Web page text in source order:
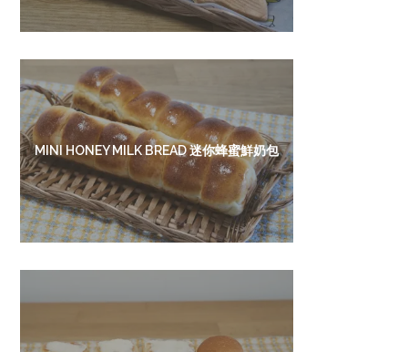
MINI HONEY MILK BREAD 迷你蜂蜜鮮奶包